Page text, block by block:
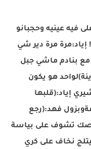
فيه عينيه وحجبانو
مرة دير شي
بنادم ماشي جبل
هو يكون
إياد:(قلبها
فهد:(رجع
تشوف على بياسة
نخاف على كري